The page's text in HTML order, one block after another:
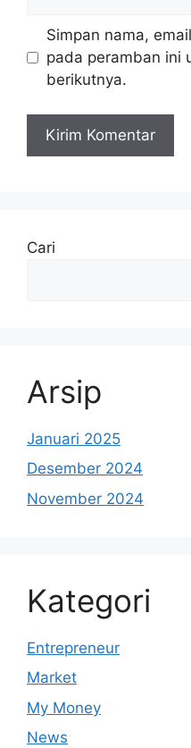
Simpan nama,
pada peramban ini
berikutnya.
Cari
Arsip
Januari 2025
Desember 2024
November 2024
Kategori
Entrepreneur
Market
My Money
News